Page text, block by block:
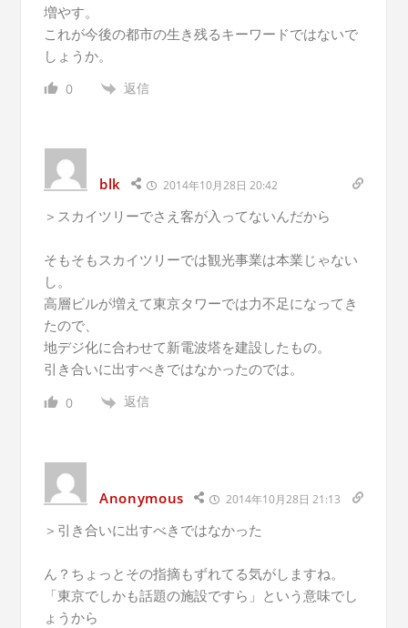
増やす。
これが今後の都市の生き残るキーワードではないで
しょうか。
0 返信
blk 2014年10月28日 20:42
＞スカイツリーでさえ客が入ってないんだから
そもそもスカイツリーでは観光事業は本業じゃない
し。
高層ビルが増えて東京タワーでは力不足になってき
たので、
地デジ化に合わせて新電波塔を建設したもの。
引き合いに出すべきではなかったのでは。
0 返信
Anonymous 2014年10月28日 21:13
＞引き合いに出すべきではなかった
ん？ちょっとその指摘もずれてる気がしますね。
「東京でしかも話題の施設ですら」という意味でし
ょうから